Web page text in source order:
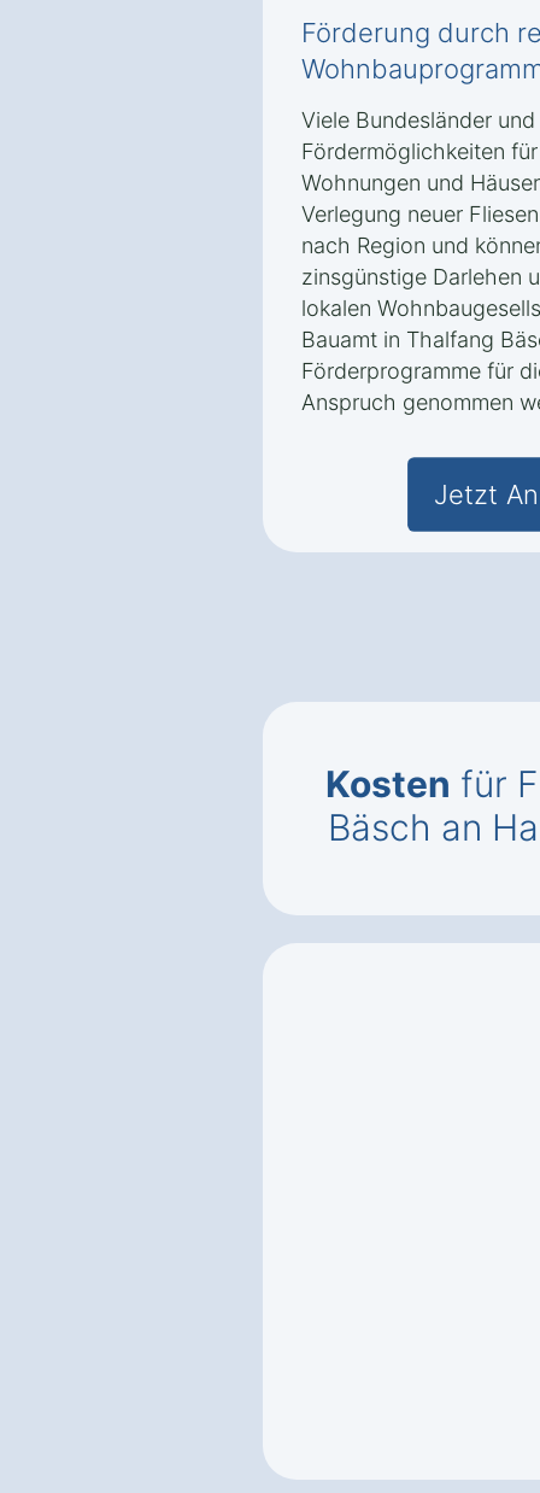
Förderung durch
Viele Bundesländer
Fördermöglichkeiten
Wohnungen und
Verlegung neuer
nach Region und
zinsgünstige Darlehen
lokalen
Bauamt in Thalfang
Förderprogramme für
Anspruch genommen
Jetzt
Kosten für
Bäsch an